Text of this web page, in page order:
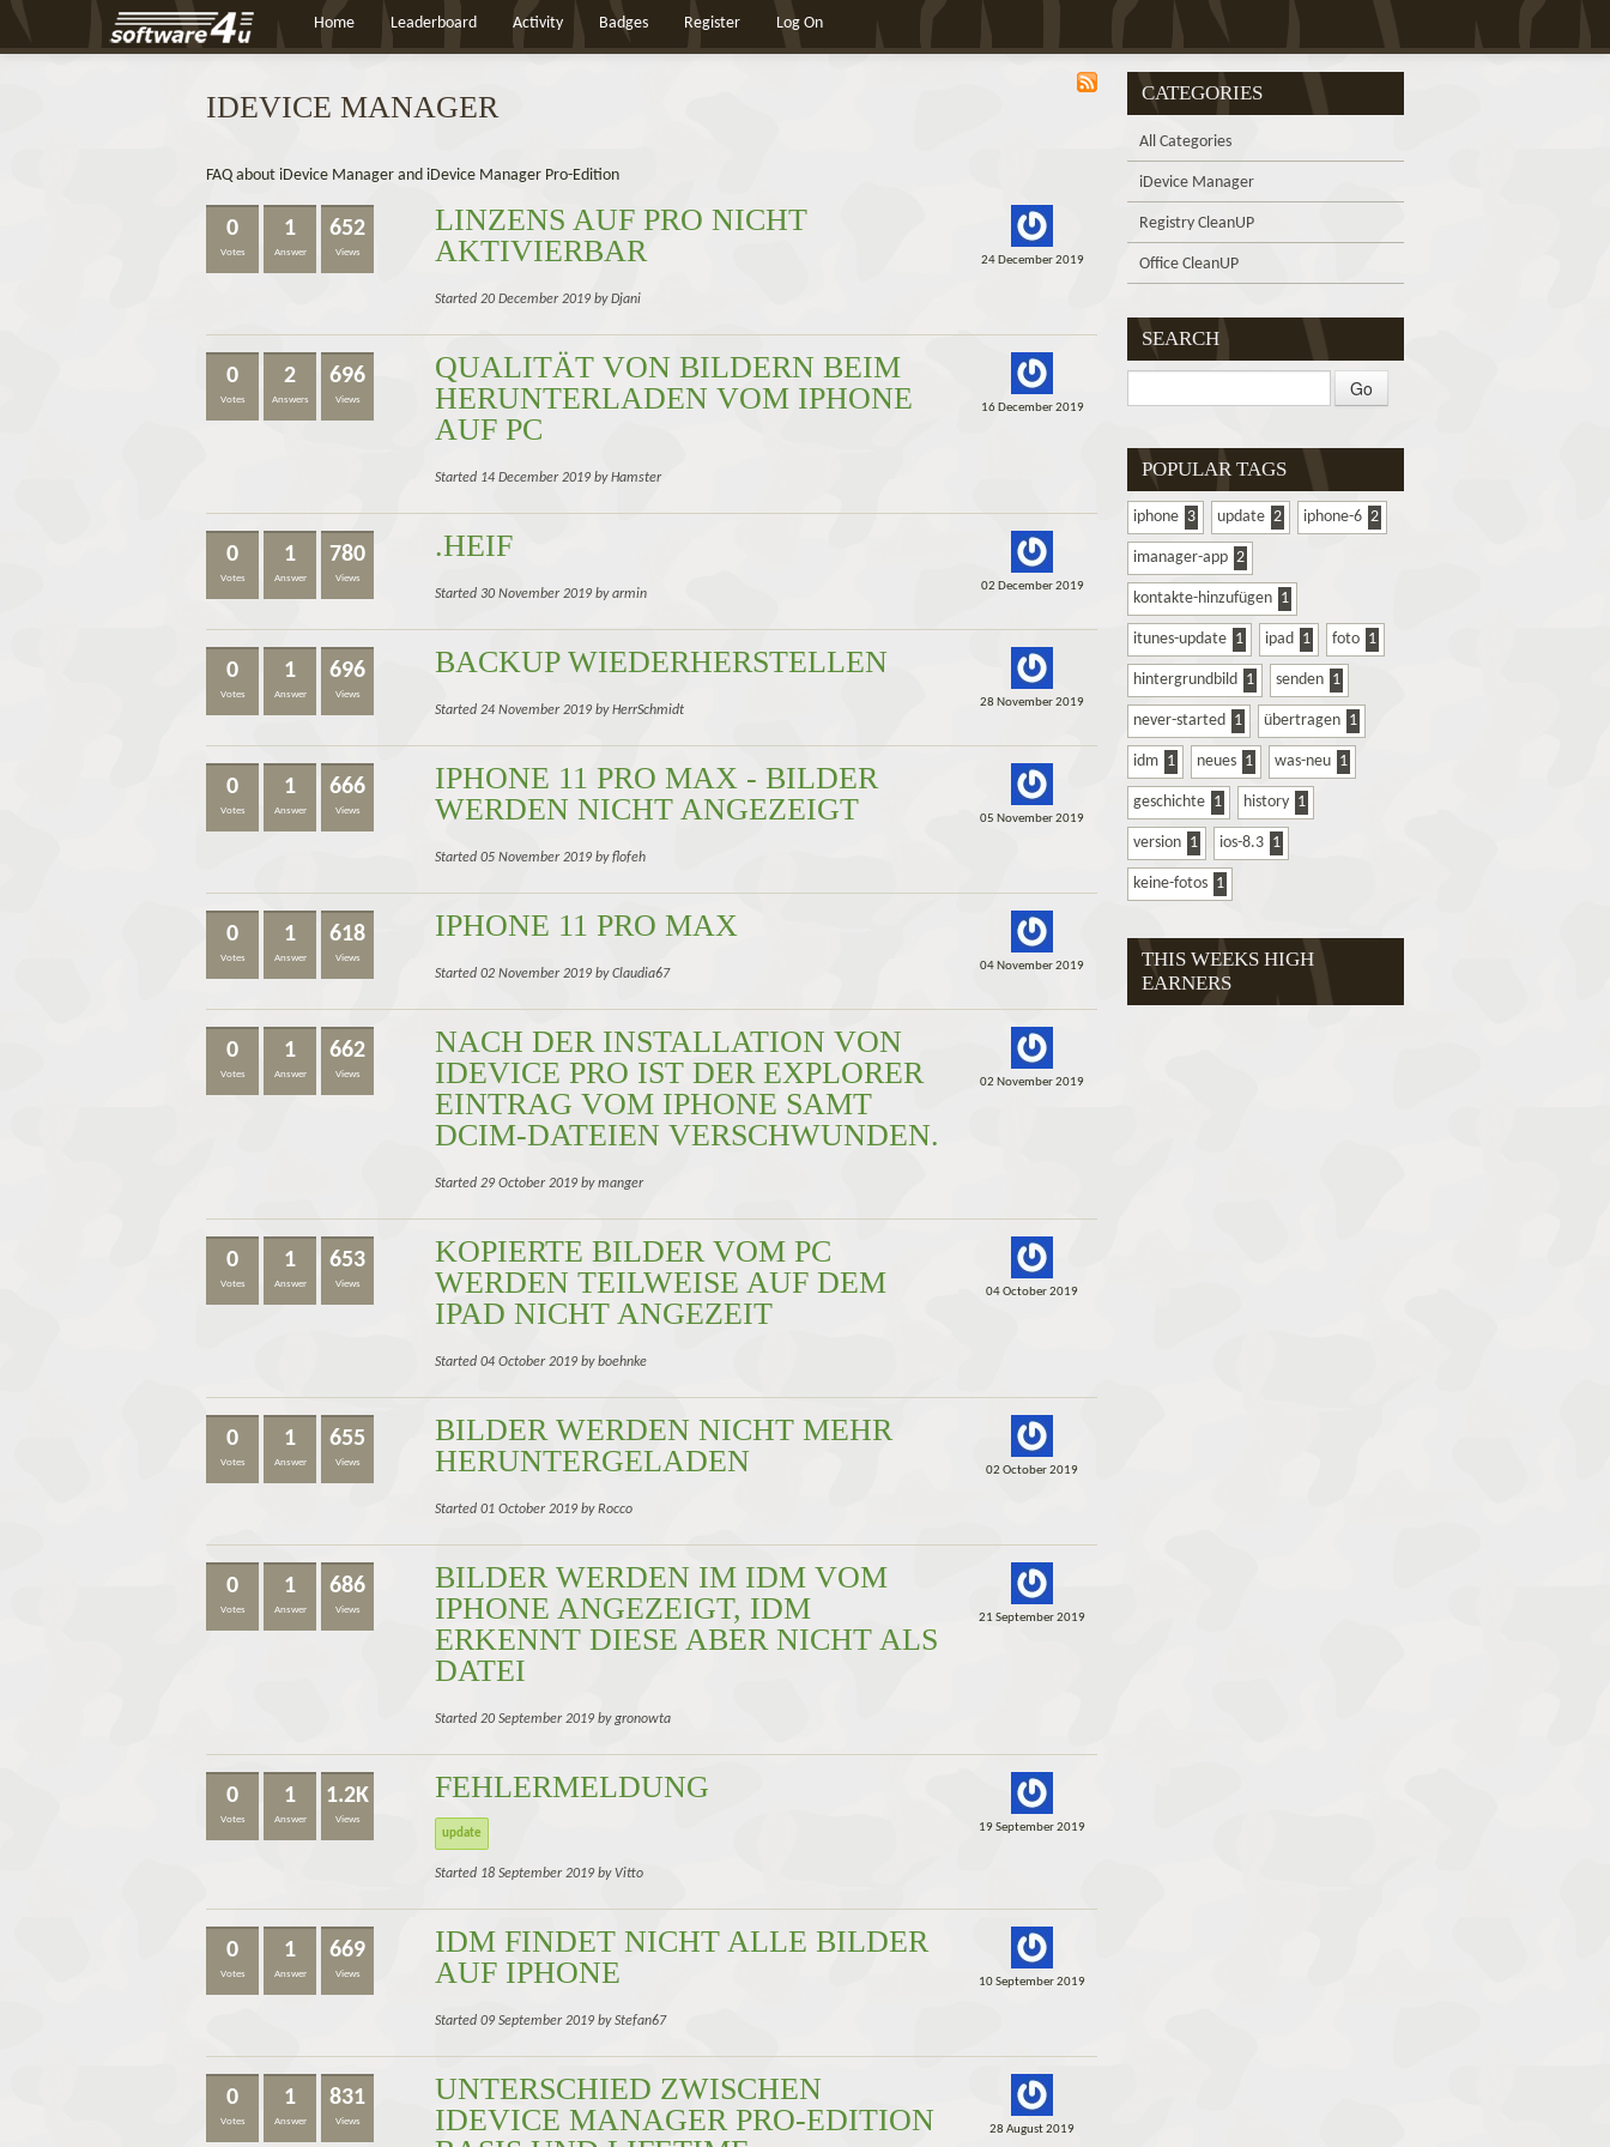
Home Leaderboard Activity Badges Register Log On
IDEVICE MANAGER
FAQ about iDevice Manager and iDevice Manager Pro-Edition
0
Votes
1
Answer
652
Views
LINZENS AUF PRO NICHT
AKTIVIERBAR
Started 20 December 2019 by Djani
24 December 2019
0
Votes
2
Answers
696
Views
QUALITÄT VON BILDERN BEIM
HERUNTERLADEN VOM IPHONE
AUF PC
Started 14 December 2019 by Hamster
16 December 2019
0
Votes
1
Answer
780
Views
.HEIF
Started 30 November 2019 by armin
02 December 2019
0
Votes
1
Answer
696
Views
BACKUP WIEDERHERSTELLEN
Started 24 November 2019 by HerrSchmidt
28 November 2019
0
Votes
1
Answer
666
Views
IPHONE 11 PRO MAX - BILDER
WERDEN NICHT ANGEZEIGT
Started 05 November 2019 by flofeh
05 November 2019
0
Votes
1
Answer
618
Views
IPHONE 11 PRO MAX
Started 02 November 2019 by Claudia67
04 November 2019
0
Votes
1
Answer
662
Views
NACH DER INSTALLATION VON
IDEVICE PRO IST DER EXPLORER
EINTRAG VOM IPHONE SAMT
DCIM-DATEIEN VERSCHWUNDEN.
Started 29 October 2019 by manger
02 November 2019
0
Votes
1
Answer
653
Views
KOPIERTE BILDER VOM PC
WERDEN TEILWEISE AUF DEM
IPAD NICHT ANGEZEIT
Started 04 October 2019 by boehnke
04 October 2019
0
Votes
1
Answer
655
Views
BILDER WERDEN NICHT MEHR
HERUNTERGELADEN
Started 01 October 2019 by Rocco
02 October 2019
0
Votes
1
Answer
686
Views
BILDER WERDEN IM IDM VOM
IPHONE ANGEZEIGT, IDM
ERKENNT DIESE ABER NICHT ALS
DATEI
Started 20 September 2019 by gronowta
21 September 2019
0
Votes
1
Answer
1.2K
Views
FEHLERMELDUNG
update
Started 18 September 2019 by Vitto
19 September 2019
0
Votes
1
Answer
669
Views
IDM FINDET NICHT ALLE BILDER
AUF IPHONE
Started 09 September 2019 by Stefan67
10 September 2019
0
Votes
1
Answer
831
Views
UNTERSCHIED ZWISCHEN
IDEVICE MANAGER PRO-EDITION
28 August 2019
CATEGORIES
All Categories
iDevice Manager
Registry CleanUP
Office CleanUP
SEARCH
POPULAR TAGS
iphone 3 update 2 iphone-6 2
imanager-app 2
kontakte-hinzufügen 1
itunes-update 1 ipad 1 foto 1
hintergrundbild 1 senden 1
never-started 1 übertragen 1
idm 1 neues 1 was-neu 1
geschichte 1 history 1
version 1 ios-8.3 1
keine-fotos 1
THIS WEEKS HIGH
EARNERS